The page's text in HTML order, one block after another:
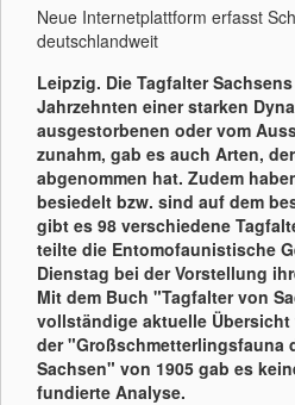
Neue Internetplattform erfasst
deutschlandweit
Leipzig. Die Tagfalter
Jahrzehnten einer starken
ausgestorbenen oder vom
zunahm, gab es auch Arten,
abgenommen hat. Zudem
besiedelt bzw. sind auf dem
gibt es 98 verschiedene
teilte die Entomofaunistische
Dienstag bei der Vorstellung
Mit dem Buch "Tagfalter von
vollständige aktuelle
der "Großschmetterlingsfauna
Sachsen" von 1905 gab es
fundierte Analyse.